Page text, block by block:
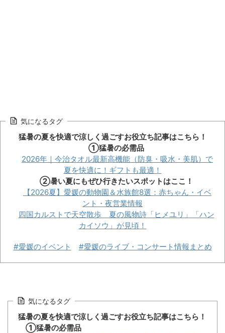
気になるタグ
猛暑の夏を快適で涼しく過ごすお役立ち記事はこちら！
①猛暑の必需品
2026年｜今治タオル最新高機能（防臭・吸水・美肌）で
夏を快適に！ギフトも最適！
②暑い夏にもぜひ行きたいスポットはここ！
【2026夏】愛媛の動物園＆水族館8選：赤ちゃん・イベ
ント・夜営業情報
四国カルストで天空散歩 夏の風物詩「ヒメユリ」「ハン
カイソウ」が見頃！
#愛媛のイベント #愛媛のライブ・コンサート情報まとめ
気になるタグ
猛暑の夏を快適で涼しく過ごすお役立ち記事はこちら！
①猛暑の必需品